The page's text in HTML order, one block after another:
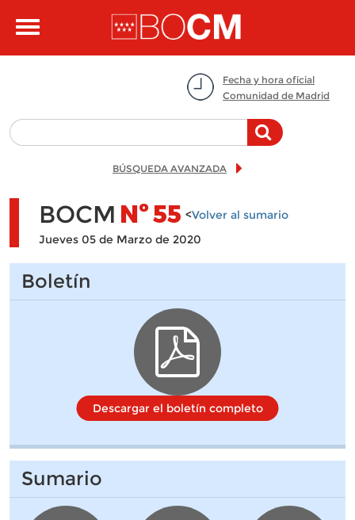
Toggle
Fecha y hora oficial
Comunidad de Madrid
BÚSQUEDA AVANZADA
BOCM Nº55 <Volver al sumario
Jueves 05 de Marzo de 2020
Boletín
Descargar el boletín completo
Sumario